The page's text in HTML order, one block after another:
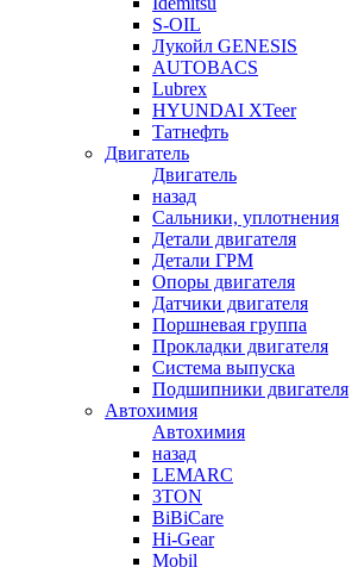
S-OIL
Лукойл GENESIS
AUTOBACS
Lubrex
HYUNDAI XTeer
Татнефть
Двигатель
Двигатель
назад
Сальники, уплотнения
Детали двигателя
Детали ГРМ
Опоры двигателя
Датчики двигателя
Поршневая группа
Прокладки двигателя
Система выпуска
Подшипники двигателя
Автохимия
Автохимия
назад
LEMARC
3TON
BiBiCare
Hi-Gear
Mobil